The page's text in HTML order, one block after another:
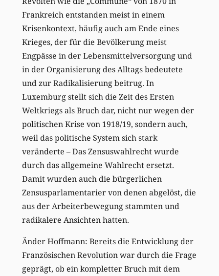
Frankreich entstanden meist in einem
Krisenkontext, häufig auch am Ende eines
Krieges, der für die Bevölkerung meist
Engpässe in der Lebensmittelversorgung und
in der Organisierung des Alltags bedeutete
und zur Radikalisierung beitrug. In
Luxemburg stellt sich die Zeit des Ersten
Weltkriegs als Bruch dar, nicht nur wegen der
politischen Krise von 1918/19, sondern auch,
weil das politische System sich stark
veränderte – Das Zensuswahlrecht wurde
durch das allgemeine Wahlrecht ersetzt.
Damit wurden auch die bürgerlichen
Zensusparlamentarier von denen abgelöst, die
aus der Arbeiterbewegung stammten und
radikalere Ansichten hatten.
Änder Hoffmann: Bereits die Entwicklung der
Französischen Revolution war durch die Frage
geprägt, ob ein kompletter Bruch mit dem